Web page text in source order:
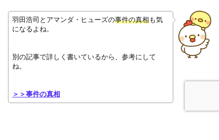
羽田浩司とアマンダ・ヒューズの事件の真相も気
になるよね。
別の記事で詳しく書いているから、参考にして
ね。
＞＞事件の真相